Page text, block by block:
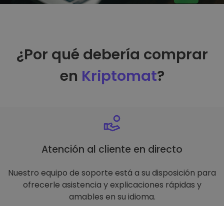
¿Por qué debería comprar
en Kriptomat?
Atención al cliente en directo
Nuestro equipo de soporte está a su disposición para
ofrecerle asistencia y explicaciones rápidas y
amables en su idioma.